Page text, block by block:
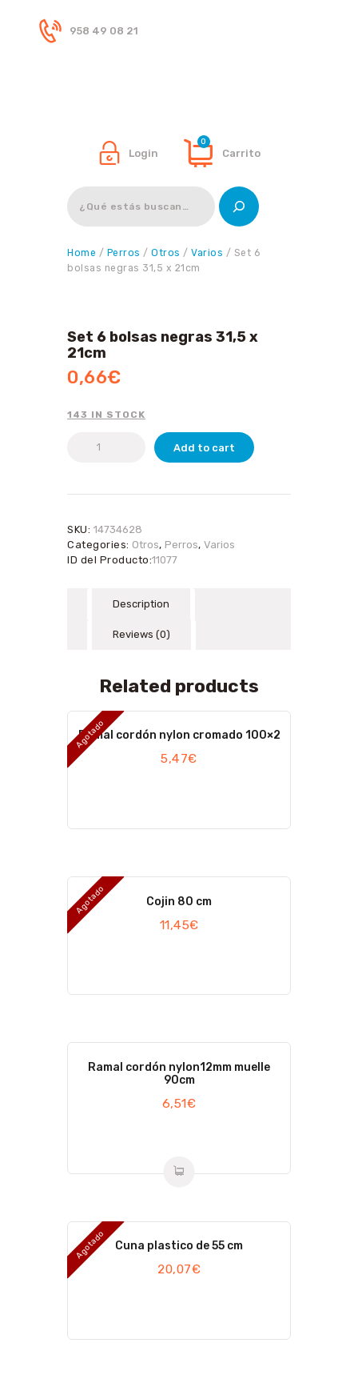
958 49 08 21
Login Carrito
0
Buscar
Home / Perros / Otros / Varios / Set 6
bolsas negras 31,5 x 21cm
Set 6 bolsas negras 31,5 x
21cm
0,66€
143 IN STOCK
21cm
quantity
Add to cart
SKU: 14734628
Categories: Otros, Perros, Varios
ID del Producto:11077
Description
Reviews (0)
Related products
Agotado
Ramal cordón nylon cromado 100×2
5,47€
Agotado Cojin 80 cm
11,45€
Ramal cordón nylon12mm muelle
90cm
6,51€
Agotado Cuna plastico de 55 cm
20,07€